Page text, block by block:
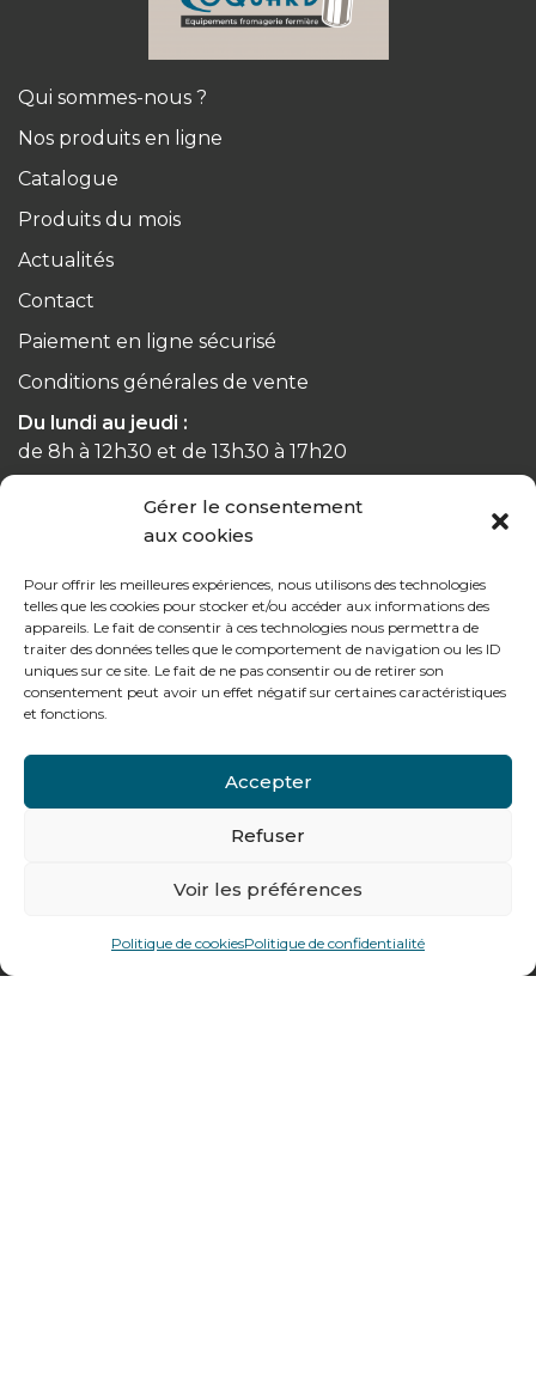
Gérer le consentement
aux cookies
Pour offrir les meilleures expériences, nous utilisons des technologies
telles que les cookies pour stocker et/ou accéder aux informations des
appareils. Le fait de consentir à ces technologies nous permettra de
traiter des données telles que le comportement de navigation ou les ID
uniques sur ce site. Le fait de ne pas consentir ou de retirer son
consentement peut avoir un effet négatif sur certaines caractéristiques
et fonctions.
Accepter
Refuser
Voir les préférences
Politique de cookiesPolitique de confidentialité
Qui sommes-nous ?
Nos produits en ligne
Catalogue
Produits du mois
Actualités
Contact
Paiement en ligne sécurisé
Conditions générales de vente
Du lundi au jeudi :
de 8h à 12h30 et de 13h30 à 17h20
Le vendredi :
de 8h à 12h30 et de 13h30 à 16h
Notre gamme pour les particuliers
Contactez-nous
Tél : + 33 (0)4 74 62 81 44
Villefranche sur Saône
Plan d’accès